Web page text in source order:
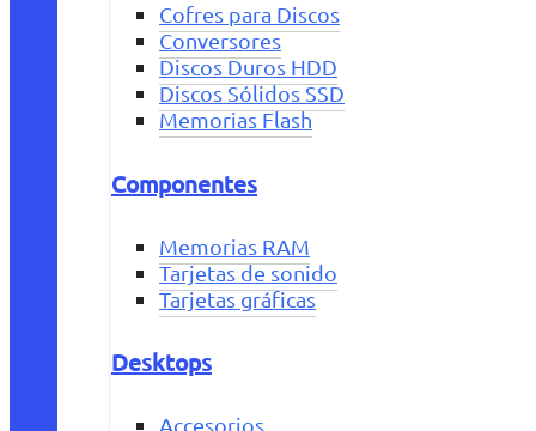
Cofres para Discos
Conversores
Discos Duros HDD
Discos Sólidos SSD
Memorias Flash
Componentes
Memorias RAM
Tarjetas de sonido
Tarjetas gráficas
Desktops
Accesorios